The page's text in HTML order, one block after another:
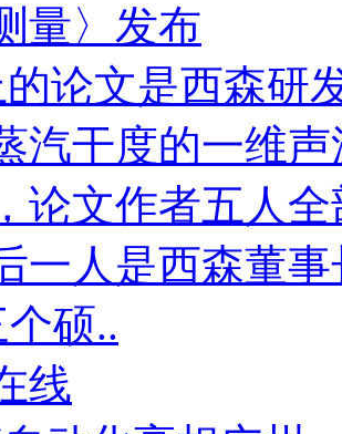
量〉发布
的论文是西森研
汽干度的一维
论文作者五人
一人是西森董
硕..
线